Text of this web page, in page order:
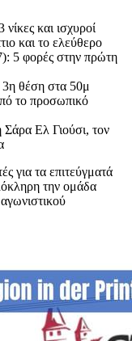
και ισχυροί
και το ελεύθερο
5 φορές στην πρώτη
θέση στα 50μ
το προσωπικό
Σάρα Ελ Γιούσι, τον
για τα επιτεύγματά
την ομάδα